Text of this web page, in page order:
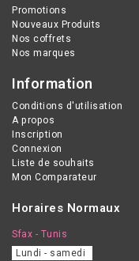
Promotions
Nouveaux Produits
Nos coffrets
Nos marques
Information
Conditions d'utilisation
A propos
Inscription
Connexion
Liste de souhaits
Mon Comparateur
Horaires Normaux
Sfax - Tunis
Lundi - samedi